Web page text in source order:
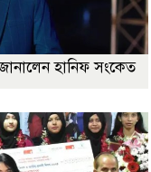
হানিফ সংকেত